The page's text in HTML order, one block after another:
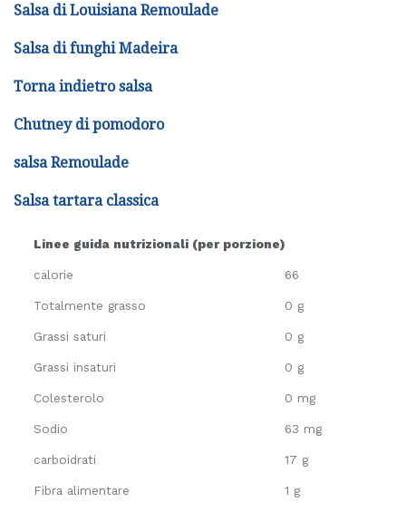
Salsa di Louisiana Remoulade
Salsa di funghi Madeira
Torna indietro salsa
Chutney di pomodoro
salsa Remoulade
Salsa tartara classica
Linee guida nutrizionali (per porzione)
calorie 66
Totalmente grasso 0 g
Grassi saturi 0 g
Grassi insaturi 0 g
Colesterolo 0 mg
Sodio 63 mg
carboidrati 17 g
Fibra alimentare 1 g